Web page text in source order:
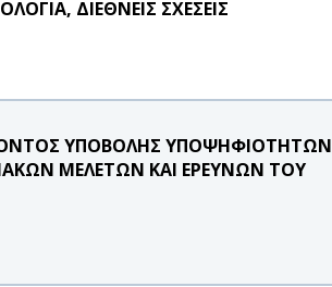
ΔΙΕΘΝΕΙΣ ΣΧΕΣΕΙΣ
ΥΠΟΒΟΛΗΣ ΥΠΟΨΗΦΙΟΤΗΤΩΝ
ΜΕΛΕΤΩΝ ΚΑΙ ΕΡΕΥΝΩΝ ΤΟΥ